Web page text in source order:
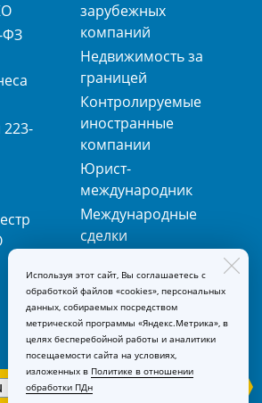
ФЗ
223-
зарубежных
компаний
Недвижимость за
границей
Контролируемые
иностранные
компании
Юрист-
международник
Международные
сделки
регистрация
товарных знаков
Используя этот сайт, Вы соглашаетесь с
обработкой файлов «cookies», персональных
данных, собираемых посредством
метрической программы «Яндекс.Метрика», в
целях бесперебойной работы и аналитики
посещаемости сайта на условиях,
изложенных в Политике в отношении
обработки ПДн